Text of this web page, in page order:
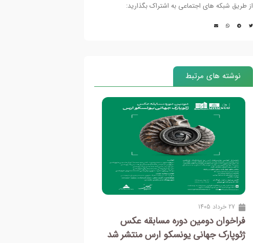
از طریق شبکه های اجتماعی به اشتراک بگذارید:
نوشته های مرتبط
27 خرداد 1405
فراخوان دومین دوره مسابقه عکس
ژئوپارک جهانی یونسکو ارس منتشر شد